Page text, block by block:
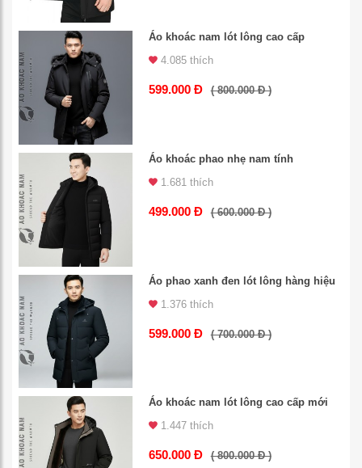
Áo khoác nam lót lông cao cấp
4.085 thích
599.000 Đ ( 800.000 Đ )
Áo khoác phao nhẹ nam tính
1.681 thích
499.000 Đ ( 600.000 Đ )
Áo phao xanh đen lót lông hàng hiệu
1.376 thích
599.000 Đ ( 700.000 Đ )
Áo khoác nam lót lông cao cấp mới
1.447 thích
650.000 Đ ( 800.000 Đ )